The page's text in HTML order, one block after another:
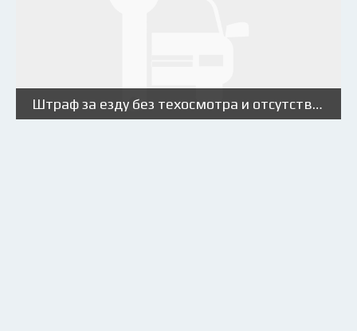
Штраф за езду без техосмотра и отсутствие талона техосмотра